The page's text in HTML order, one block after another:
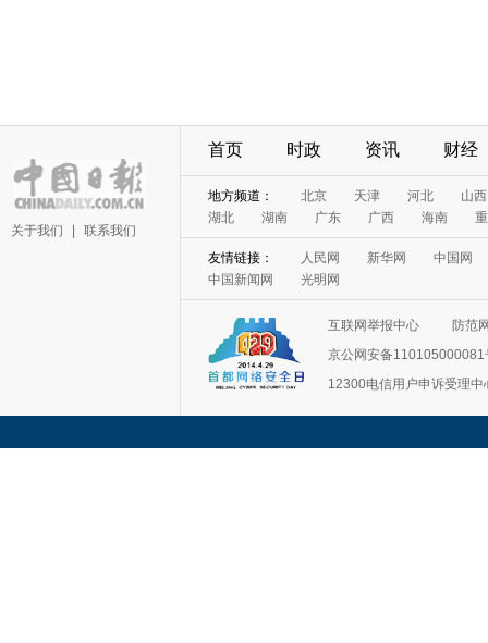
关于我们 联系我们
首页 时政 资讯 财经
地方频道： 北京 天津 河北
山西
湖北
湖南 广东 广西 海南
友情链接： 人民网 新华网
中国网
中国新闻网
光明网
互联网举报中心
防范
京公网安备110105000081
12300电信用户申诉受理中